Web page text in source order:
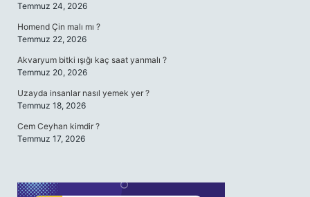
Temmuz 24, 2026
Homend Çin malı mı ?
Temmuz 22, 2026
Akvaryum bitki ışığı kaç saat yanmalı ?
Temmuz 20, 2026
Uzayda insanlar nasıl yemek yer ?
Temmuz 18, 2026
Cem Ceyhan kimdir ?
Temmuz 17, 2026